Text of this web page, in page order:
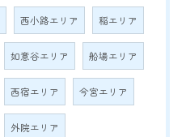
西小路エリア 稲エリア
如意谷エリア 船場エリア
西宿エリア 今宮エリア
外院エリア